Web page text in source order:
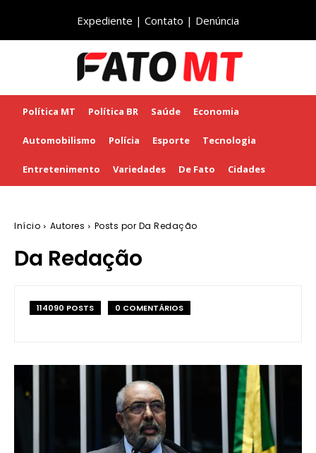
Expediente | Contato | Denúncia
Política MT Política BR Saúde Economia
Automobilismo Polícia Esporte Tecnologia
Entretenimento Variedades De Fato Cidades
Início Autores Posts por Da Redação
Da Redação
114090 POSTS 0 COMENTÁRIOS